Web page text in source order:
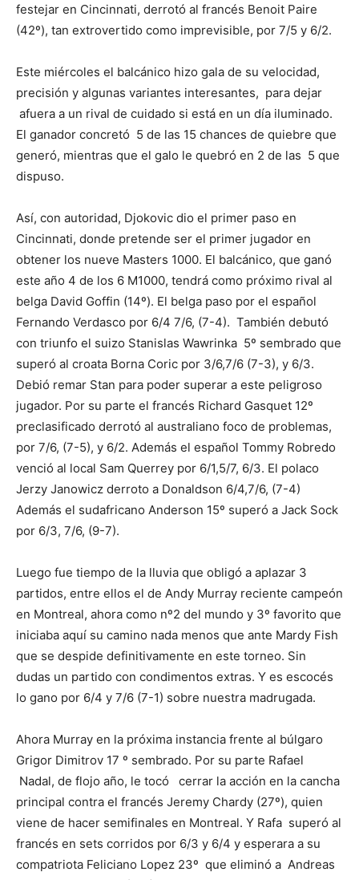
festejar en Cincinnati, derrotó al francés Benoit Paire
(42º), tan extrovertido como imprevisible, por 7/5 y 6/2.
Este miércoles el balcánico hizo gala de su velocidad,
precisión y algunas variantes interesantes, para dejar
afuera a un rival de cuidado si está en un día iluminado.
El ganador concretó 5 de las 15 chances de quiebre que
generó, mientras que el galo le quebró en 2 de las 5 que
dispuso.
Así, con autoridad, Djokovic dio el primer paso en
Cincinnati, donde pretende ser el primer jugador en
obtener los nueve Masters 1000. El balcánico, que ganó
este año 4 de los 6 M1000, tendrá como próximo rival al
belga David Goffin (14º). El belga paso por el español
Fernando Verdasco por 6/4 7/6, (7-4). También debutó
con triunfo el suizo Stanislas Wawrinka 5º sembrado que
superó al croata Borna Coric por 3/6,7/6 (7-3), y 6/3.
Debió remar Stan para poder superar a este peligroso
jugador. Por su parte el francés Richard Gasquet 12º
preclasificado derrotó al australiano foco de problemas,
por 7/6, (7-5), y 6/2. Además el español Tommy Robredo
venció al local Sam Querrey por 6/1,5/7, 6/3. El polaco
Jerzy Janowicz derroto a Donaldson 6/4,7/6, (7-4)
Además el sudafricano Anderson 15º superó a Jack Sock
por 6/3, 7/6, (9-7).
Luego fue tiempo de la lluvia que obligó a aplazar 3
partidos, entre ellos el de Andy Murray reciente campeón
en Montreal, ahora como nº2 del mundo y 3º favorito que
iniciaba aquí su camino nada menos que ante Mardy Fish
que se despide definitivamente en este torneo. Sin
dudas un partido con condimentos extras. Y es escocés
lo gano por 6/4 y 7/6 (7-1) sobre nuestra madrugada.
Ahora Murray en la próxima instancia frente al búlgaro
Grigor Dimitrov 17 º sembrado. Por su parte Rafael
Nadal, de flojo año, le tocó cerrar la acción en la cancha
principal contra el francés Jeremy Chardy (27º), quien
viene de hacer semifinales en Montreal. Y Rafa superó al
francés en sets corridos por 6/3 y 6/4 y esperara a su
compatriota Feliciano Lopez 23º que eliminó a Andreas